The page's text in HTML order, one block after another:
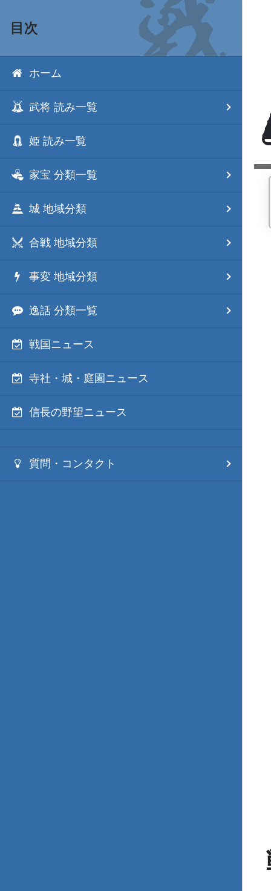
目次
ホーム
武将 読み一覧
姫 読み一覧
家宝 分類一覧
城 地域分類
合戦 地域分類
事変 地域分類
逸話 分類一覧
戦国ニュース
寺社・城・庭園ニュース
信長の野望ニュース
質問・コンタクト